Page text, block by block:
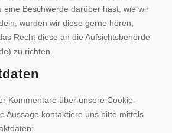
eine Beschwerde darüber hast, wie wir
würden wir diese gerne hören,
Recht diese an die Aufsichtsbehörde
zu richten.
Kommentare über unsere Cookie-
Aussage kontaktiere uns bitte mittels